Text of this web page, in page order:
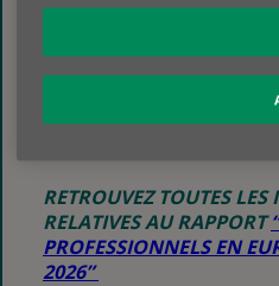
ENTRE PROPRIÉTÉ
DÉTERMINER
L’ÉQUIPEMENT, AU
AU RYTHME DU
NEIL PEIN, CEO DE BNP
RETROUVEZ TOUTES
RELATIVES AU RAPPORT
PROFESSIONNELS EN
2026”